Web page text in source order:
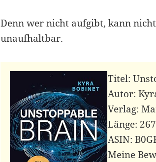
Denn wer nicht aufgibt, kann
unaufhaltbar.
Titel:
Autor:
Verlag:
Länge:
ASIN:
Meine